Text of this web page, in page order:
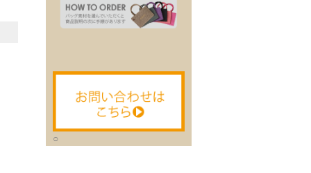
○